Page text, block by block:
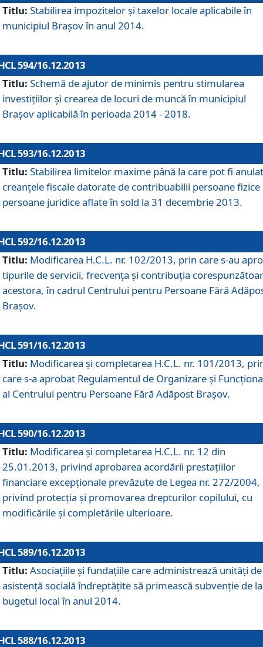
Titlu: Stabilirea impozitelor şi taxelor locale aplicabile în
municipiul Braşov în anul 2014.
594/16.12.2013
Titlu: Schemă de ajutor de minimis pentru stimularea
investiţiilor şi crearea de locuri de muncă în municipiul
Braşov aplicabilă în perioada 2014 - 2018.
593/16.12.2013
Titlu: Stabilirea limitelor maxime până la care pot fi
creanţele fiscale datorate de contribuabilii persoane fizice
persoane juridice aflate în sold la 31 decembrie 2013.
592/16.12.2013
Titlu: Modificarea H.C.L. nr. 102/2013, prin care s-au
tipurile de servicii, frecvenţa şi contribuţia
acestora, în cadrul Centrului pentru Persoane Fără
Braşov.
591/16.12.2013
Titlu: Modificarea şi completarea H.C.L. nr. 101/2013,
care s-a aprobat Regulamentul de Organizare şi
al Centrului pentru Persoane Fără Adăpost Braşov.
590/16.12.2013
Titlu: Modificarea şi completarea H.C.L. nr. 12 din
25.01.2013, privind aprobarea acordării prestaţiilor
financiare excepţionale prevăzute de Legea nr. 272/2004,
privind protecţia şi promovarea drepturilor copilului, cu
modificările şi completările ulterioare.
589/16.12.2013
Titlu: Asociaţiile şi fundaţiile care administrează unităţi de
asistenţă socială îndreptăţite să primească subvenţie de la
bugetul local în anul 2014.
588/16.12.2013